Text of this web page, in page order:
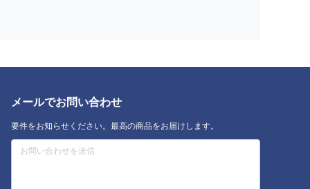
メールでお問い合わせ
要件をお知らせください。最高の商品をお届けします。